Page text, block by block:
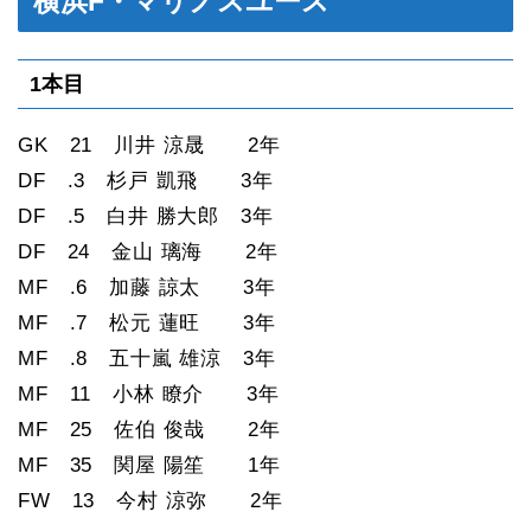
1本目
GK 21 川井 涼晟 2年
DF .3 杉戸 凱飛 3年
DF .5 白井 勝大郎 3年
DF 24 金山 璃海 2年
MF .6 加藤 諒太 3年
MF .7 松元 蓮旺 3年
MF .8 五十嵐 雄涼 3年
MF 11 小林 瞭介 3年
MF 25 佐伯 俊哉 2年
MF 35 関屋 陽笙 1年
FW 13 今村 涼弥 2年